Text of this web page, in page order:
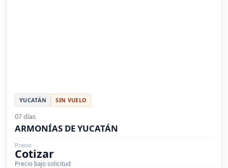
YUCATÁN SIN VUELO
07 días
ARMONÍAS DE YUCATÁN
Precio
Cotizar
Precio bajo solicitud